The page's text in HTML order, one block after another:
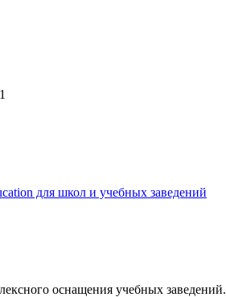
для школ и учебных заведений
оснащения учебных заведений.